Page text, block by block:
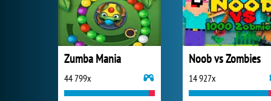
Zumba Mania
44 799x
Noob vs Zombies
14 927x